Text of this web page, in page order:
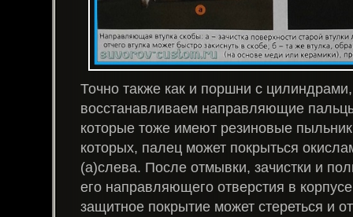
Точно также как и поршни с
восстанавливаем направляющие
которые тоже имеют резиновые
которых, палец может покрыться
(а)слева. После отмывки, зачистки и
его направляющего отверстия в
защитное покрытие может стереться и